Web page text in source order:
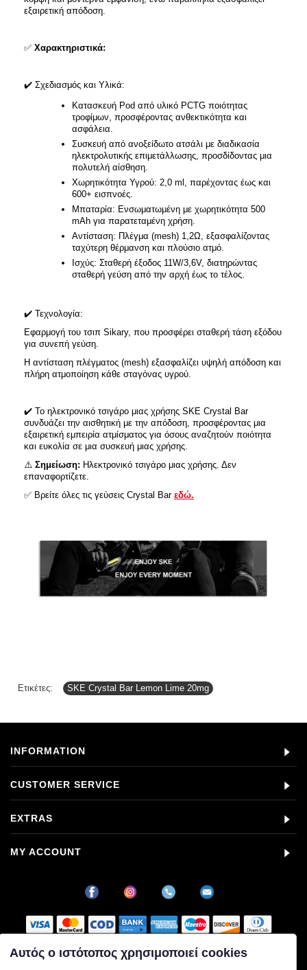
εξαιρετική απόδοση.​
✅ Χαρακτηριστικά:
✔️ Σχεδιασμός και Υλικά:
Κατασκευή Pod από υλικό PCTG ποιότητας
τροφίμων, προσφέροντας ανθεκτικότητα και
ασφάλεια.​
Συσκευή από ανοξείδωτο ατσάλι με διαδικασία
ηλεκτρολυτικής επιμετάλλωσης, προσδίδοντας μια
πολυτελή αίσθηση.​
Χωρητικότητα Υγρού: 2,0 ml, παρέχοντας έως και
600+ εισπνοές.​
Μπαταρία: Ενσωματωμένη με χωρητικότητα 500
mAh για παρατεταμένη χρήση.​
Αντίσταση: Πλέγμα (mesh) 1,2Ω, εξασφαλίζοντας
ταχύτερη θέρμανση και πλούσιο ατμό.​
Ισχύς: Σταθερή έξοδος 11W/3,6V, διατηρώντας
σταθερή γεύση από την αρχή έως το τέλος.​
✔️ Τεχνολογία:
Εφαρμογή του τσιπ Sikary, που προσφέρει σταθερή τάση εξόδου
για συνεπή γεύση.​
Η αντίσταση πλέγματος (mesh) εξασφαλίζει υψηλή απόδοση και
πλήρη ατμοποίηση κάθε σταγόνας υγρού.​
✔️ Το ηλεκτρονικό τσιγάρο μιας χρήσης SKE Crystal Bar
συνδυάζει την αισθητική με την απόδοση, προσφέροντας μια
εξαιρετική εμπειρία ατμίσματος για όσους αναζητούν ποιότητα
και ευκολία σε μια συσκευή μιας χρήσης.
⚠️ Σημείωση: Ηλεκτρονικό τσιγάρο μιας χρήσης. Δεν
επαναφορτίζετε.
✅ Βρείτε όλες τις γεύσεις Crystal Bar εδώ.
Ετικέτες: SKE Crystal Bar Lemon Lime 20mg
INFORMATION
CUSTOMER SERVICE
EXTRAS
MY ACCOUNT
Στοιχεία εταιρείας
Αυτός ο ιστότοπος χρησιμοποιεί cookies